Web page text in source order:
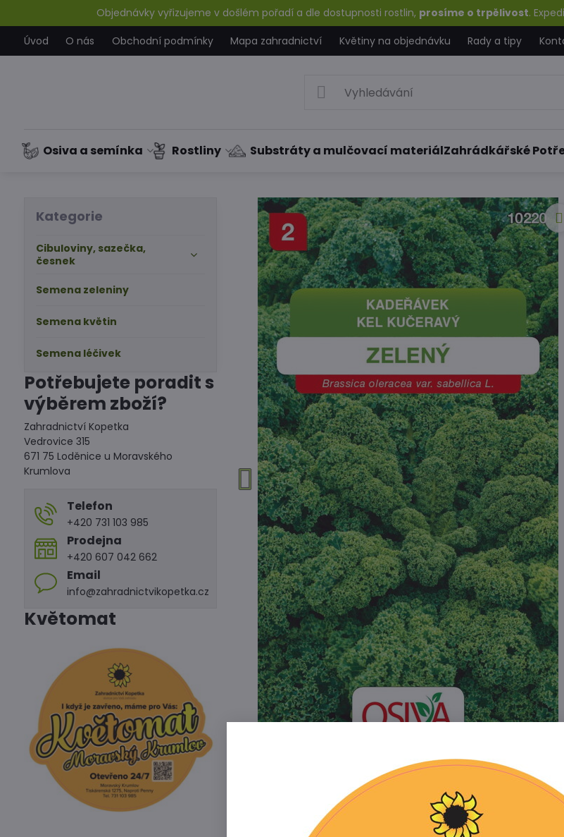
Objednávky vyřizujeme v došlém pořadí a dle dostupnosti rostlin, prosíme o trpělivost.
Úvod
O nás Obchodní podmínky Mapa zahradnictví Květiny na objednávku Rady a tipy
Osiva a semínka Rostliny Substráty a mulčovací materiálZahrádkářské
Kategorie
Cibuloviny, sazečka,
česnek
Semena zeleniny
Semena květin
Semena léčivek
Potřebujete poradit s
výběrem zboží?
Zahradnictví Kopetka
Vedrovice 315
671 75 Loděnice u Moravského
Krumlova
Telefon
+420 731 103 985
Prodejna
+420 607 042 662
Email
info@zahradnictvikopetka.cz
Květomat